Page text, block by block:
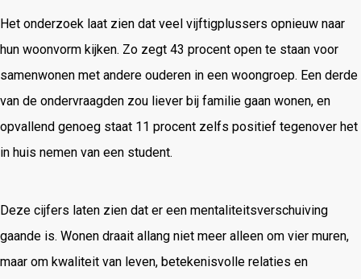
Het onderzoek laat zien dat veel vijftigplussers opnieuw naar
hun woonvorm kijken. Zo zegt 43 procent open te staan voor
samenwonen met andere ouderen in een woongroep. Een derde
van de ondervraagden zou liever bij familie gaan wonen, en
opvallend genoeg staat 11 procent zelfs positief tegenover het
in huis nemen van een student.
Deze cijfers laten zien dat er een mentaliteitsverschuiving
gaande is. Wonen draait allang niet meer alleen om vier muren,
maar om kwaliteit van leven, betekenisvolle relaties en